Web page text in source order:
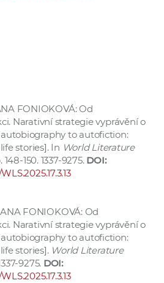
a
c
o
o
c
h
FONIOKOVÁ: Od
Narativní strategie vyprávění o
to autofiction:
stories]. In World Literature
148-150. 1337-9275. DOI:
FONIOKOVÁ: Od
Narativní strategie vyprávění o
to autofiction:
stories]. World Literature
9275. DOI: